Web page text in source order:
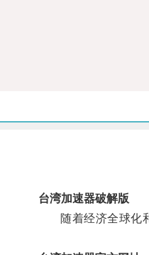
台湾加速器破解版
随着经济全球化和